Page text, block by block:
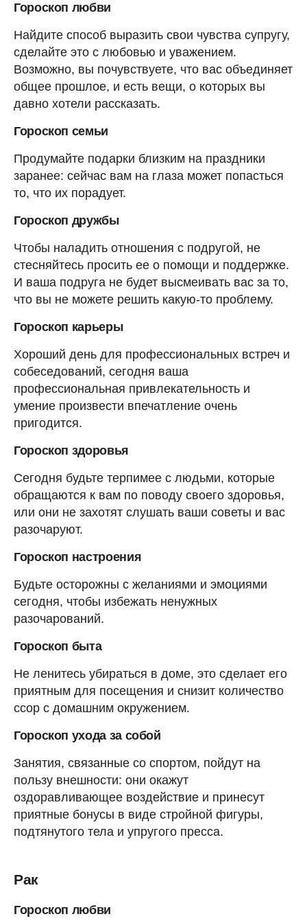
Гороскоп любви
Найдите способ выразить свои чувства супругу,
сделайте это с любовью и уважением.
Возможно, вы почувствуете, что вас объединяет
общее прошлое, и есть вещи, о которых вы
давно хотели рассказать.
Гороскоп семьи
Продумайте подарки близким на праздники
заранее: сейчас вам на глаза может попасться
то, что их порадует.
Гороскоп дружбы
Чтобы наладить отношения с подругой, не
стесняйтесь просить ее о помощи и поддержке.
И ваша подруга не будет высмеивать вас за то,
что вы не можете решить какую-то проблему.
Гороскоп карьеры
Хороший день для профессиональных встреч и
собеседований, сегодня ваша
профессиональная привлекательность и
умение произвести впечатление очень
пригодится.
Гороскоп здоровья
Сегодня будьте терпимее с людьми, которые
обращаются к вам по поводу своего здоровья,
или они не захотят слушать ваши советы и вас
разочаруют.
Гороскоп настроения
Будьте осторожны с желаниями и эмоциями
сегодня, чтобы избежать ненужных
разочарований.
Гороскоп быта
Не ленитесь убираться в доме, это сделает его
приятным для посещения и снизит количество
ссор с домашним окружением.
Гороскоп ухода за собой
Занятия, связанные со спортом, пойдут на
пользу внешности: они окажут
оздоравливающее воздействие и принесут
приятные бонусы в виде стройной фигуры,
подтянутого тела и упругого пресса.
Рак
Гороскоп любви